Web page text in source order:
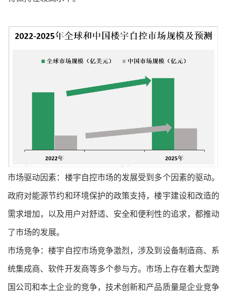
市场驱动因素：楼宇自控市场的发展受到多个因素的驱动。
政府对能源节约和环境保护的政策支持，楼宇建设和改造的
需求增加，以及用户对舒适、安全和便利性的追求，都推动
了市场的发展。
市场竞争：楼宇自控市场竞争激烈，涉及到设备制造商、系
统集成商、软件开发商等多个参与方。市场上存在着大型跨
国公司和本土企业的竞争，技术创新和产品质量是企业竞争